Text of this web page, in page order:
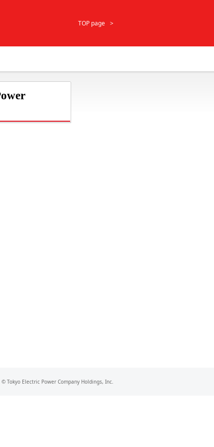
TOP page
© Tokyo Electric Power Company Holdings, Inc.